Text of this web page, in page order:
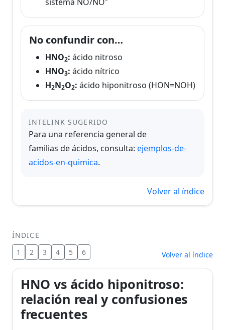
No confundir con…
HNO2: ácido nitroso
HNO3: ácido nítrico
H2N2O2: ácido hiponitroso (HON=NOH)
INTELINK SUGERIDO
Para una referencia general de
familias de ácidos, consulta: ejemplos-de-
acidos-en-quimica.
Volver al índice
ÍNDICE
1
2 3 4 5 6 Volver al índice
HNO vs ácido hiponitroso:
relación real y confusiones
frecuentes